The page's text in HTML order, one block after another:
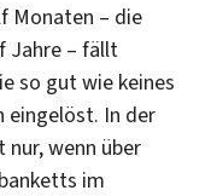
Monaten – die
Jahre – fällt
so gut wie keines
eingelöst. In der
wenn über
im